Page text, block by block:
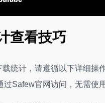
查看技巧
统计，请遵循以下详细
Safew官网访问，无需使